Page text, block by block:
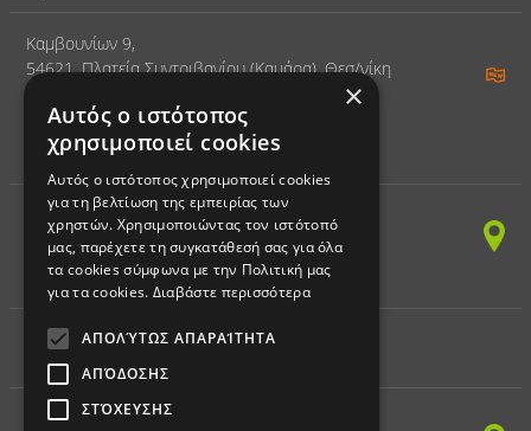
Καμβουνίων 9,
54621, Πλατεία Συντριβανίου (Καμάρα), Θεσ/νίκη
ΚΕΝΤΡΟ ΔΙΑ ΒΙΟΥ ΜΑΘΗΣΗΣ
(ΠΛΗΡΟΦΟΡΙΚΗ)
Παπαναστασίου 150,
54249, Χαριλάου, Θεσ/νίκη
Τηλ. 2310 328797 - Fax 2310 328898
ΕΚΠΑΙΔΕΥΤΙΚΗ ΡΟΜΠΟΤΙΚΗ
Παπαναστασίου 150,
×
Αυτός ο ιστότοπος
χρησιμοποιεί cookies
Αυτός ο ιστότοπος χρησιμοποιεί cookies
για τη βελτίωση της εμπειρίας των
χρηστών. Χρησιμοποιώντας τον ιστότοπό
μας, παρέχετε τη συγκατάθεσή σας για όλα
τα cookies σύμφωνα με την Πολιτική μας
για τα cookies. Διαβάστε περισσότερα
ΑΠΟΛΎΤΩΣ ΑΠΑΡΑΊΤΗΤΑ
ΑΠΌΔΟΣΗΣ
ΣΤΌΧΕΥΣΗΣ